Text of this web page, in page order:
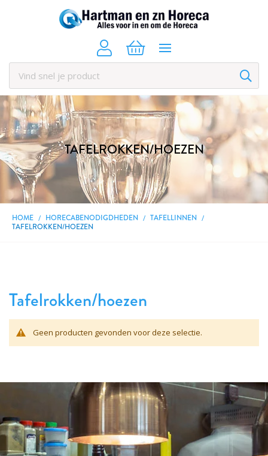
TAFELROKKEN/HOEZEN
HOME HORECABENODIGDHEDEN
TAFELLINNEN
TAFELROKKEN/HOEZEN
Tafelrokken/hoezen
Geen producten gevonden voor deze selectie.